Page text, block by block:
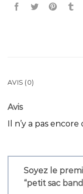
AVIS (0)
Avis
Il n’y a pas encore
Soyez le
“petit sac